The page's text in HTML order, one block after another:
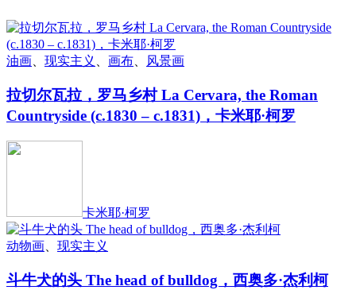
油画 现实主义 画布 风景画
拉切尔瓦拉，罗马乡村 La Cervara, the Roman
Countryside (c.1830 – c.1831)，卡米耶·柯罗
卡米耶·柯罗
动物画 现实主义
斗牛犬的头 The head of bulldog，西奥多·杰利柯